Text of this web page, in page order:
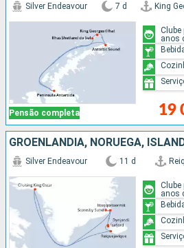
Pensão completa
Silver Endeavour 7 d King
19
anos
GROENLANDIA, NORUEGA,
Silver Endeavour 11 d
anos